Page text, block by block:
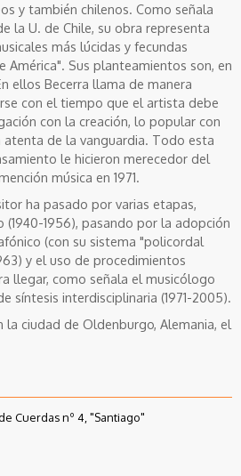
y también chilenos. Como señala
la U. de Chile, su obra representa
más lúcidas y fecundas
América". Sus planteamientos son, en
ellos Becerra llama de manera
con el tiempo que el artista debe
con la creación, lo popular con
de la vanguardia. Todo esta
le hicieron merecedor del
música en 1971.
ha pasado por varias etapas,
1956), pasando por la adopción
(con su sistema "policordal
y el uso de procedimientos
llegar, como señala el musicólogo
síntesis interdisciplinaria (1971-2005).
la ciudad de Oldenburgo, Alemania, el
Cuerdas nº 4, "Santiago"